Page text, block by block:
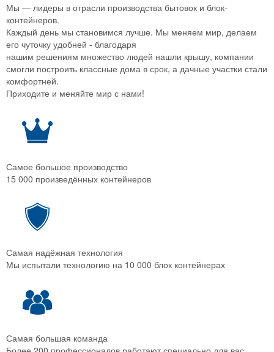
Мы — лидеры в отрасли производства бытовок и блок-
контейнеров.
Каждый день мы становимся лучше. Мы меняем мир, делаем
его чуточку удобней - благодаря
нашим решениям множество людей нашли крышу, компании
смогли построить классные дома в срок, а дачные участки стали
комфортней.
Приходите и меняйте мир с нами!
Самое большое производство
15 000 произведённых контейнеров
Самая надёжная технология
Мы испытали технологию на 10 000 блок контейнерах
Самая большая команда